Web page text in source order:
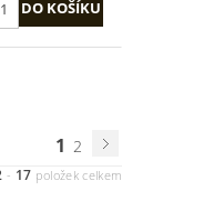
1 2
- 17 položek celkem